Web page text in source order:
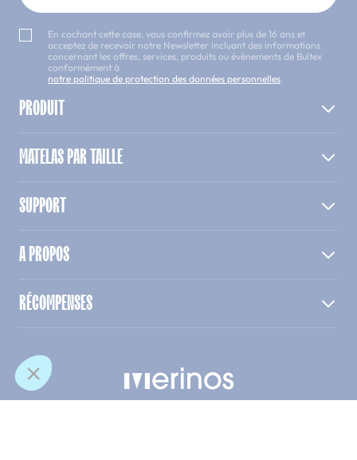
En cochant cette case, vous confirmez avoir plus de 16 ans et
acceptez de recevoir notre Newsletter incluant des informations
concernant les offres, services, produits ou évènements de Bultex
conformément à
notre politique de protection des données personnelles.
PRODUIT
MATELAS PAR TAILLE
SUPPORT
A PROPOS
RÉCOMPENSES